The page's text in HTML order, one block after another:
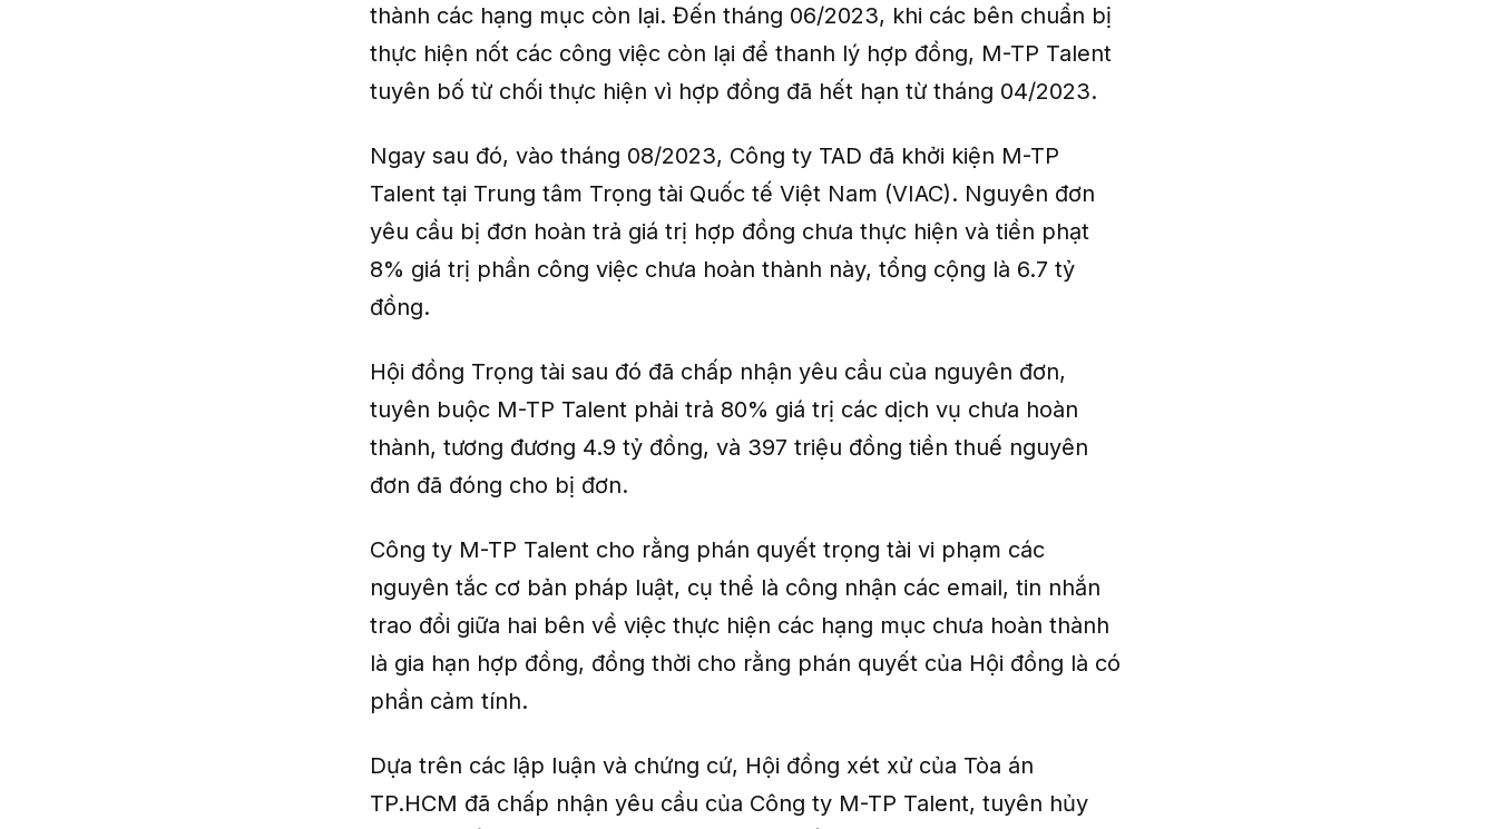
thành các hạng mục còn lại. Đến tháng 06/2023, khi các bên chuẩn bị
thực hiện nốt các công việc còn lại để thanh lý hợp đồng, M-TP Talent
tuyên bố từ chối thực hiện vì hợp đồng đã hết hạn từ tháng 04/2023.
Ngay sau đó, vào tháng 08/2023, Công ty TAD đã khởi kiện M-TP
Talent tại Trung tâm Trọng tài Quốc tế Việt Nam (VIAC). Nguyên đơn
yêu cầu bị đơn hoàn trả giá trị hợp đồng chưa thực hiện và tiền phạt
8% giá trị phần công việc chưa hoàn thành này, tổng cộng là 6.7 tỷ
đồng.
Hội đồng Trọng tài sau đó đã chấp nhận yêu cầu của nguyên đơn,
tuyên buộc M-TP Talent phải trả 80% giá trị các dịch vụ chưa hoàn
thành, tương đương 4.9 tỷ đồng, và 397 triệu đồng tiền thuế nguyên
đơn đã đóng cho bị đơn.
Công ty M-TP Talent cho rằng phán quyết trọng tài vi phạm các
nguyên tắc cơ bản pháp luật, cụ thể là công nhận các email, tin nhắn
trao đổi giữa hai bên về việc thực hiện các hạng mục chưa hoàn thành
là gia hạn hợp đồng, đồng thời cho rằng phán quyết của Hội đồng là có
phần cảm tính.
Dựa trên các lập luận và chứng cứ, Hội đồng xét xử của Tòa án
TP.HCM đã chấp nhận yêu cầu của Công ty M-TP Talent, tuyên hủy